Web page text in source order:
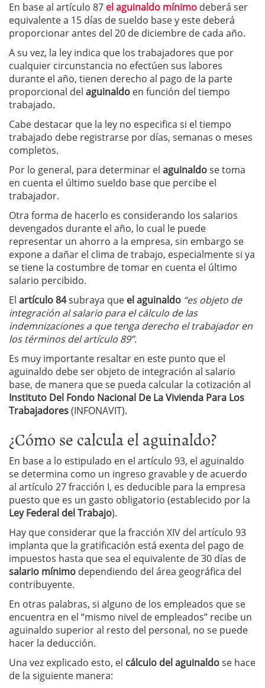
En base al artículo 87 el aguinaldo mínimo deberá ser
equivalente a 15 días de sueldo base y este deberá
proporcionar antes del 20 de diciembre de cada año.
A su vez, la ley indica que los trabajadores que por
cualquier circunstancia no efectúen sus labores
durante el año, tienen derecho al pago de la parte
proporcional del aguinaldo en función del tiempo
trabajado.
Cabe destacar que la ley no especifica si el tiempo
trabajado debe registrarse por días, semanas o meses
completos.
Por lo general, para determinar el aguinaldose toma
en cuenta el último sueldo base que percibe el
trabajador.
Otra forma de hacerlo es considerando los salarios
devengados durante el año, lo cual le puede
representar un ahorro a la empresa, sin embargo se
expone a dañar el clima de trabajo, especialmente si ya
se tiene la costumbre de tomar en cuenta el último
salario percibido.
El artículo 84subraya que el aguinaldo “es objeto de
integración al salario para el cálculo de las
indemnizaciones a que tenga derecho el trabajador en
los términos del artículo 89”.
Es muy importante resaltar en este punto que el
aguinaldo debe ser objeto de integración al salario
base, de manera que se pueda calcular la cotización al
Instituto Del Fondo Nacional De La Vivienda Para Los
Trabajadores(INFONAVIT).
¿Cómo se calcula el aguinaldo?
En base a lo estipulado en el artículo 93, el aguinaldo
se determina como un ingreso gravable y de acuerdo
al artículo 27 fracción I, es deducible para la empresa
puesto que es un gasto obligatorio (establecido por la
Ley Federal del Trabajo).
Hay que considerar que la fracción XIV del artículo 93
implanta que la gratificación está exenta del pago de
impuestos hasta que sea el equivalente de 30 días de
salario mínimo dependiendo del área geográfica del
contribuyente.
En otras palabras, si alguno de los empleados que se
encuentra en el “mismo nivel de empleados” recibe un
aguinaldo superior al resto del personal, no se puede
hacer la deducción.
Una vez explicado esto, el cálculo del aguinaldose hace
de la siguiente manera: